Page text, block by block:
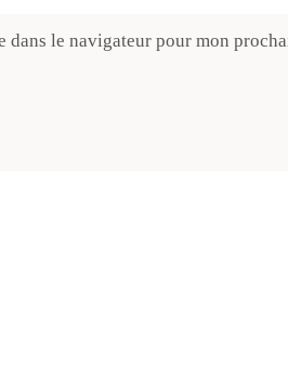
le navigateur pour mon